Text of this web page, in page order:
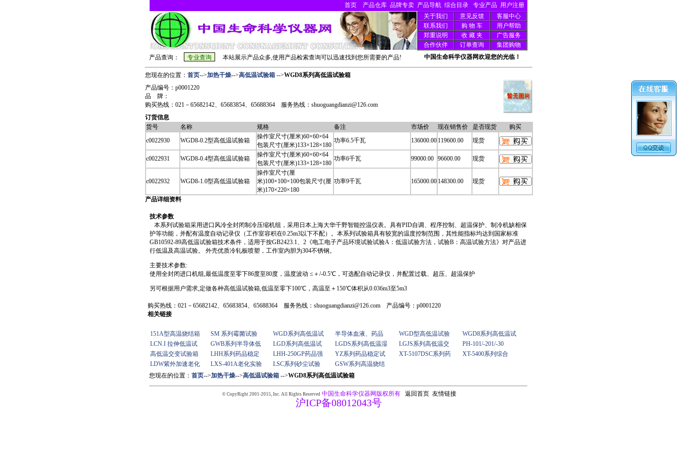
首页 产品仓库 品牌专卖 产品导航 综合目录 专业产品 用户注册
关于我们
意见反馈
客服中心
联系我们
购 物 车
用户帮助
郑重说明
收 藏 夹
广告服务
合作伙伴
订单查询
集团购物
产品查询：
本站展示产品众多,使用产品检索查询可以迅速找到您所需要的产品! 中国生命科学仪器网欢迎您的光临！
您现在的位置： 首页-->加热干燥-->高低温试验箱 -->WGD8系列高低温试验箱
产品编号：p0001220
品 牌：
购买热线：021－65682142、65683854、65688364 服务热线：shuoguangdianzi@126.com
订货信息
货号
名称 规格 备注 市场价 现在销售价 是否现货
购买
c0022930
WGD8-0.2型高低温试验箱
操作室尺寸(厘米)60×60×64
包装尺寸(厘米)133×128×180
功率6.5千瓦 136000.00 119600.00 现货
c0022931 WGD8-0.4型高低温试验箱
操作室尺寸(厘米)60×60×64
包装尺寸(厘米)133×128×180
功率6千瓦 99000.00 96600.00 现货
c0022932 WGD8-1.0型高低温试验箱
操作室尺寸(厘
米)100×100×100包装尺寸(厘
米)170×220×180
功率9千瓦 165000.00 148300.00 现货
产品详细资料
技术参数
本系列试验箱采用进口风冷全封闭制冷压缩机组，采用日本上海大华千野智能控温仪表。具有PID自调、程序控制、超温保护、制冷机缺相保
护等功能，并配有温度自动记录仪（工作室容积在0.25m3以下不配）。本系列试验箱具有较宽的温度控制范围，其性能指标均达到国家标准
GB10592-89高低温试验箱技术条件，适用于按GB2423.1、2《电工电子产品环境试验试验A：低温试验方法，试验B：高温试验方法》对产品进
行低温及高温试验。 外壳优质冷轧板喷塑，工作室内胆为304不锈钢。
主要技术参数:
使用全封闭进口机组,最低温度至零下86度至80度，温度波动 ≤＋/-0.5℃，可选配自动记录仪，并配置过载、超压、超温保护
另可根据用户需求,定做各种高低温试验箱,低温至零下100℃，高温至＋150℃体积从0.036m3至5m3
购买热线：021－65682142、65683854、65688364 服务热线：shuoguangdianzi@126.com 产品编号：p0001220
相关链接
151A型高温烧结箱 SM 系列霉菌试验 WGD系列高低温试 半导体血液、药品 WGD型高低温试验
WGD8系列高低温试
LCN.I 拉伸低温试
GWB系列半导体低 LGD系列高低温试 LGDS系列高低温湿 LGJS系列高低温交
PH-101/-201/-30
高低温交变试验箱
LHH系列药品稳定 LHH-250GP药品强 YZ系列药品稳定试 XT-5107DSC系列药
XT-5400系列综合
LDW紫外加速老化
LXS-401A老化实验 LSC系列砂尘试验
GSW系列高温烧结
您现在的位置： 首页-->加热干燥-->高低温试验箱 -->WGD8系列高低温试验箱
© CopyRight 2001-2015, Inc. All Rights Reserved 中国生命科学仪器网版权所有 返回首页 友情链接
沪ICP备08012043号